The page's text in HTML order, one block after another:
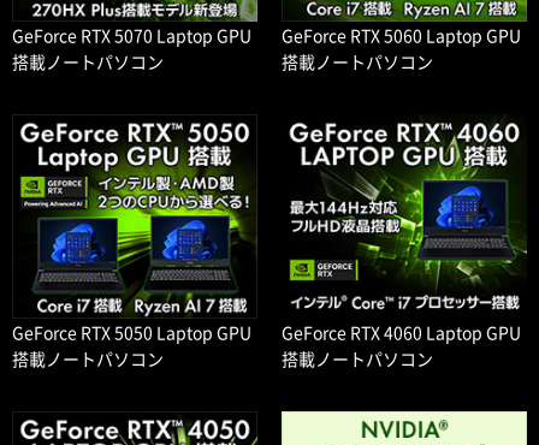
GeForce RTX 5070 Laptop GPU
搭載ノートパソコン
GeForce RTX 5060 Laptop GPU
搭載ノートパソコン
GeForce RTX 5050 Laptop GPU
搭載ノートパソコン
GeForce RTX 4060 Laptop GPU
搭載ノートパソコン